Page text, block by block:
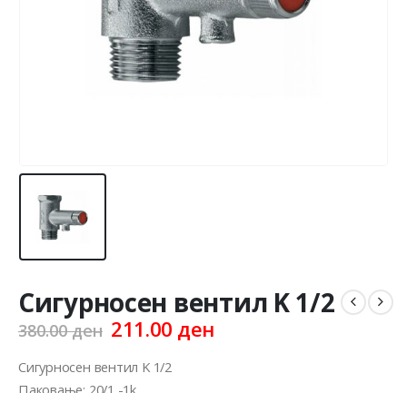
Сигурносен вентил K 1/2
380.00ден Original
was:
211.00 денCurrent
Сигурносен вентил K 1/2